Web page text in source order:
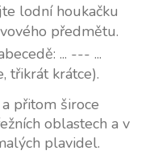
lodní houkačku
předmětu.
... --- ...
třikrát krátce).
přitom široce
oblastech a v
plavidel.